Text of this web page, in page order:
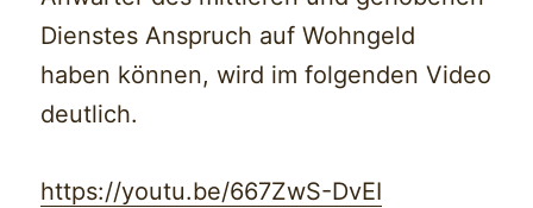
Dienstes Anspruch auf Wohngeld
haben können, wird im folgenden Video
deutlich.
https://youtu.be/667ZwS-DvEI